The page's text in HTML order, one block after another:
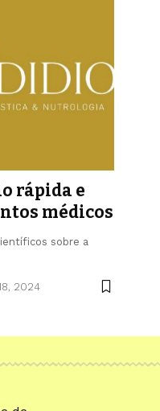
rápida e
médicos
sobre a
2024